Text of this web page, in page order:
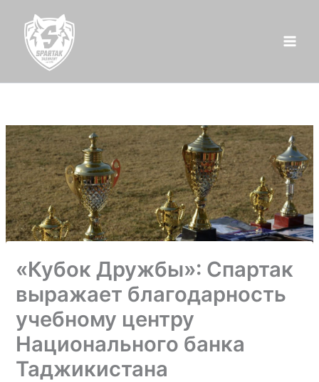
содержимому
«Кубок Дружбы»: Спартак
выражает благодарность
учебному центру
Национального банка
Таджикистана